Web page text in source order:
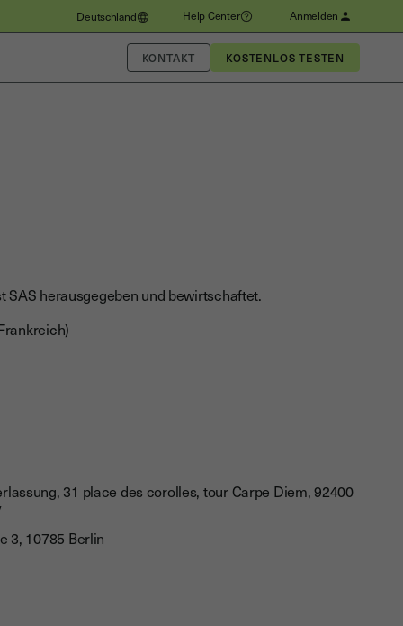
Deutschland Help Center Anmelden
KONTAKT
SAS herausgegeben und bewirtschaftet.
31 place des corolles, tour Carpe Diem, 92400
3, 10785 Berlin